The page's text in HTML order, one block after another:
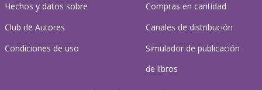
Hechos y datos sobre
Club de Autores
Condiciones de uso
Compras en cantidad
Canales de distribución
Simulador de publicación
de libros